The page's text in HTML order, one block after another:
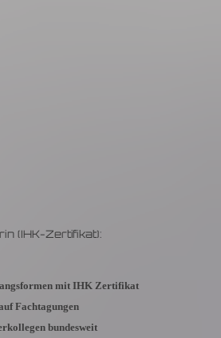
(IHK-Zertifikat):
mit IHK Zertifikat
Fachtagungen
bundesweit